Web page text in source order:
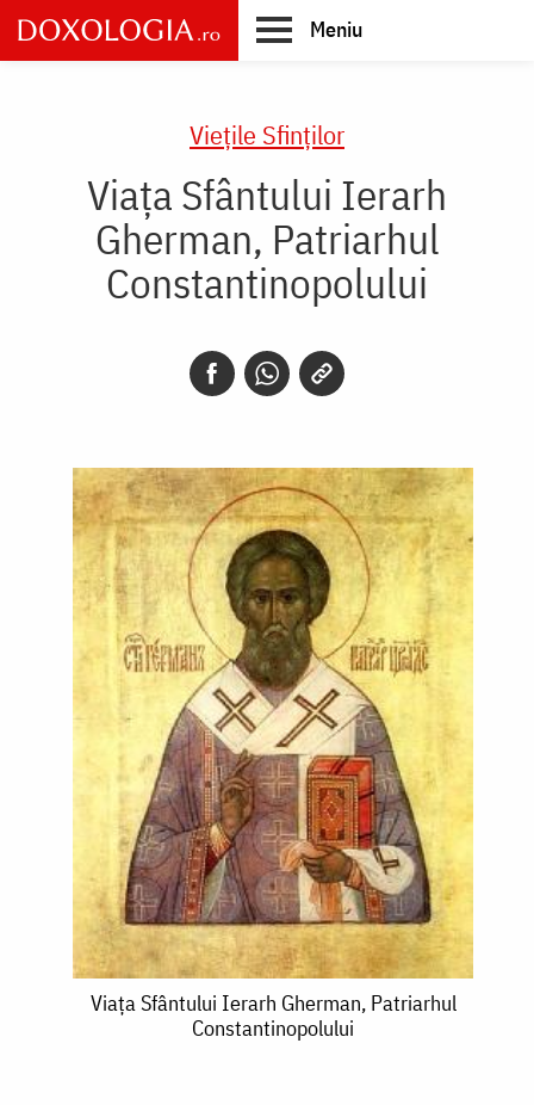
Skip
to
main
Meniu
Vieţile Sfinţilor
Viața Sfântului Ierarh
Gherman, Patriarhul
Constantinopolului
ViațaViața Sfântului Ierarh Gherman, Patriarhul
Constantinopolului